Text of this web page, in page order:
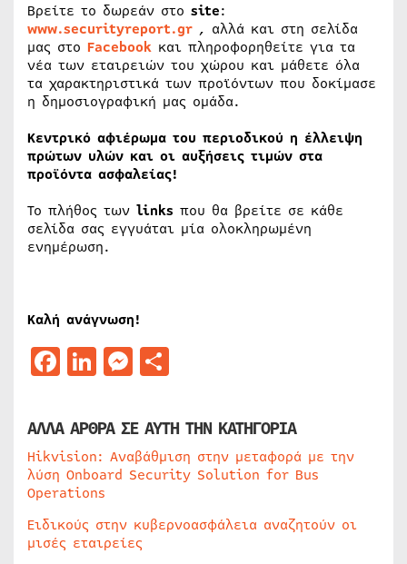
Βρείτε το δωρεάν στο site:
www.securityreport.gr , αλλά και στη σελίδα
μας στο Facebook και πληροφορηθείτε για τα
νέα των εταιρειών του χώρου και μάθετε όλα
τα χαρακτηριστικά των προϊόντων που δοκίμασε
η δημοσιογραφική μας ομάδα.
Κεντρικό αφιέρωμα του περιοδικού η έλλειψη
πρώτων υλών και οι αυξήσεις τιμών στα
προϊόντα ασφαλείας!
Το πλήθος των links που θα βρείτε σε κάθε
σελίδα σας εγγυάται μία ολοκληρωμένη
ενημέρωση.
Καλή ανάγνωση!
Facebook
LinkedIn
Messenger
ΑΛΛΑ ΑΡΘΡΑ ΣΕ ΑΥΤΗ ΤΗΝ ΚΑΤΗΓΟΡΙΑ
Hikvision: Αναβάθμιση στην μεταφορά με την
λύση Onboard Security Solution for Bus
Operations
Ειδικούς στην κυβερνοασφάλεια αναζητούν οι
μισές εταιρείες